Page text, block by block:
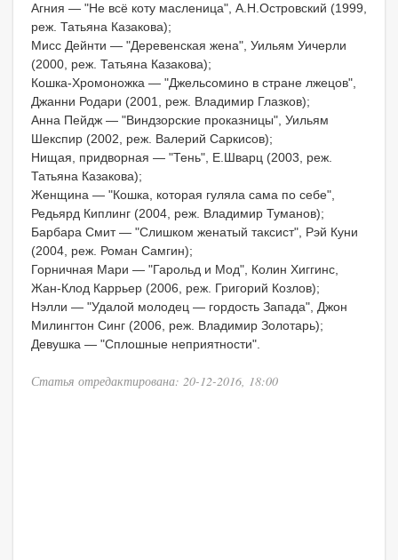
Агния — "Не всё коту масленица", А.Н.Островский (1999,
реж. Татьяна Казакова);
Мисс Дейнти — "Деревенская жена", Уильям Уичерли
(2000, реж. Татьяна Казакова);
Кошка-Хромоножка — "Джельсомино в стране лжецов",
Джанни Родари (2001, реж. Владимир Глазков);
Анна Пейдж — "Виндзорские проказницы", Уильям
Шекспир (2002, реж. Валерий Саркисов);
Нищая, придворная — "Тень", Е.Шварц (2003, реж.
Татьяна Казакова);
Женщина — "Кошка, которая гуляла сама по себе",
Редьярд Киплинг (2004, реж. Владимир Туманов);
Барбара Смит — "Слишком женатый таксист", Рэй Куни
(2004, реж. Роман Самгин);
Горничная Мари — "Гарольд и Мод", Колин Хиггинс,
Жан-Клод Каррьер (2006, реж. Григорий Козлов);
Нэлли — "Удалой молодец — гордость Запада", Джон
Милингтон Синг (2006, реж. Владимир Золотарь);
Девушка — "Сплошные неприятности".
Статья отредактирована: 20-12-2016, 18:00